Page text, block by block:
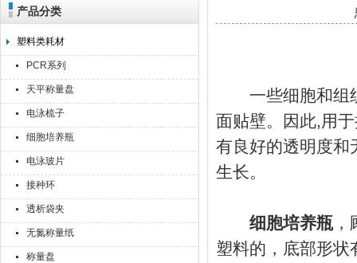
上海点睿仪器仪表有限公司
产品分类
塑料类耗材
PCR系列
天平称量盘
电泳梳子
细胞培养瓶
电泳玻片
接种环
透析袋夹
无氮称量纸
称量盘
一些细胞和组织
面贴壁。因此,用
有良好的透明度和
生长。
细胞培养瓶，
塑料的，底部形